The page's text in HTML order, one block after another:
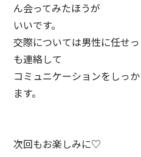
ん会ってみたほうが
いいです。
交際については男性に任せ
も連絡して
コミュニケーションをしっ
ます。
次回もお楽しみに♡